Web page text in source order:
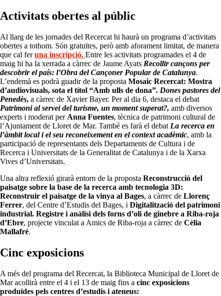
Activitats obertes al públic
Al llarg de les jornades del Recercat hi haurà un programa d’activitats
obertes a tothom. Són gratuïtes, però amb aforament limitat, de manera
que cal feruna inscripció. Entre les activitats programades el 4 de
maig hi ha la xerrada a càrrec de Jaume Ayats Recollir cançons per
descobrir el país: l’Obra del Cançoner Popular de Catalunya.
L’endemà es podrà guadir de la proposta Mosaic Recercat: Mostra
d’audiovisuals, sota el títol “Amb ulls de dona”. Dones pastores del
Penedès, a càrrec de Xavier Bayer. Per al dia 6, destaca el debat
Patrimoni al servei del turisme, un moment superat?, amb diversos
experts i moderat per Anna Fuentes, tècnica de patrimoni cultural de
l’Ajuntament de Lloret de Mar. També es farà el debat La recerca en
l’àmbit local i el seu reconeixement en el context acadèmic, amb la
participació de representants dels Departaments de Cultura i de
Recerca i Universitats de la Generalitat de Catalunya i de la Xarxa
Vives d’Universitats.
Una altra reflexió girarà entorn de la proposta Reconstrucció del
paisatge sobre la base de la recerca amb tecnologia 3D:
Reconstruir el paisatge de la vinya al Bages, a càrrec de Llorenç
Ferrer, del Centre d’Estudis del Bages, i Digitalització del patrimoni
industrial. Registre i anàlisi dels forns d’oli de ginebre a Riba-roja
d’Ebre, projecte vinculat a Amics de Riba-roja a càrrec de Cèlia
Mallafré.
Cinc exposicions
A més del programa del Recercat, la Biblioteca Municipal de Lloret de
Mar acollirà entre el 4 i el 13 de maig fins a cinc exposicions
produïdes pels centres d’estudis i ateneus: